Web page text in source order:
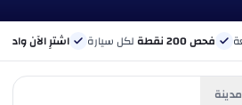
فحص 200 نقطة لكل سيارة اشترِ الآن
مدينة